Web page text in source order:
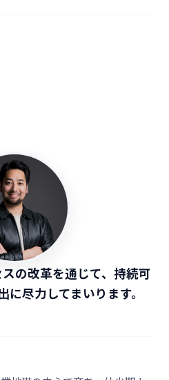
の改革を通じて、持続可
尽力してまいります。